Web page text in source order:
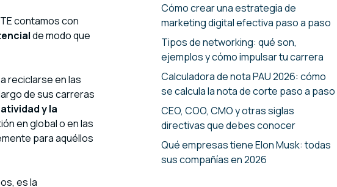
contamos con
de modo que
reciclarse en las
de sus carreras
y la
en global o en las
para aquéllos
es la
Cómo crear una estrategia de
marketing digital efectiva paso a paso
Tipos de networking: qué son,
ejemplos y cómo impulsar tu carrera
Calculadora de nota PAU 2026: cómo
se calcula la nota de corte paso a paso
CEO, COO, CMO y otras siglas
directivas que debes conocer
Qué empresas tiene Elon Musk: todas
sus compañías en 2026